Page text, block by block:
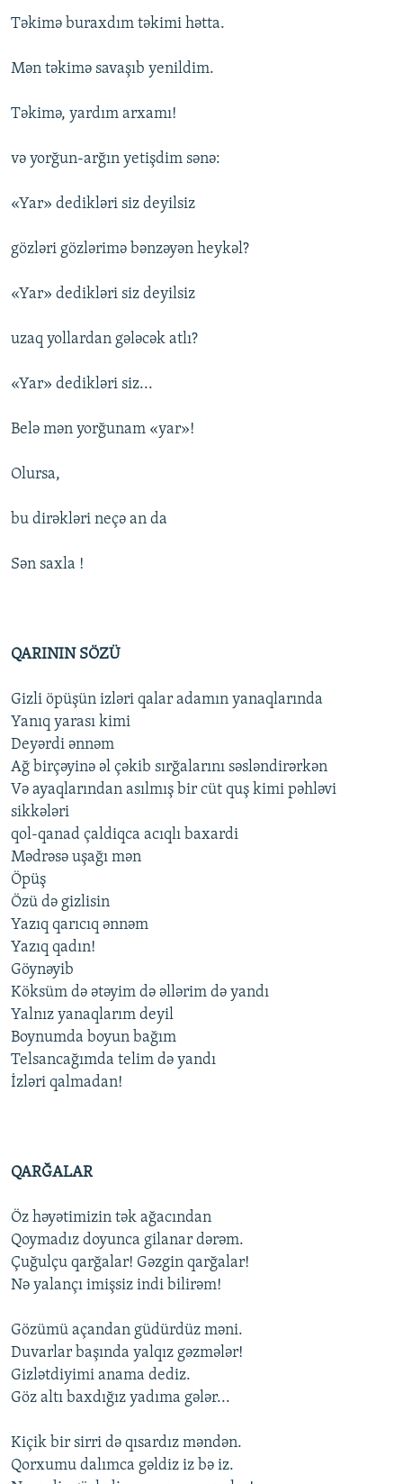
Təkimə buraxdım təkimi hətta.
Mən təkimə savaşıb yenildim.
Təkimə, yardım arxamı!
və yorğun-arğın yetişdim sənə:
«Yar» dedikləri siz deyilsiz
gözləri gözlərimə bənzəyən heykəl?
«Yar» dedikləri siz deyilsiz
uzaq yollardan gələ‌cək atlı?
«Yar» dedikləri siz...
Belə mən yorğunam «yar»!
Olursa,
bu dirəkləri neçə an da
Sən saxla !
QARININ SÖZÜ
Gizli öpüşün izləri qalar adamın yanaqlarında
Yanıq yarası kimi
Deyərdi ənnəm
Ağ birçəyinə əl çəkib sırğalarını səsləndirərkən
Və ayaqlarından asılmış bir cüt quş kimi pəhləvi
sikkələri
qol-qanad çaldiqca acıqlı baxardi
Mədrəsə uşağı mən
Öpüş
Özü də gizlisin
Yazıq qarıcıq ənnəm
Yazıq qadın!
Göynəyib
Köksüm də ətəyim də əllərim də yandı
Yalnız yanaqlarım deyil
Boynumda boyun bağım
Telsancağımda telim də yandı
İzləri qalmadan!
QARĞALAR
Öz həyətimizin tək ağacından
Qoymadız doyunca gilanar dərəm.
Çuğulçu qarğalar! Gəzgin qarğalar!
Nə yalançı imişsiz indi bilirəm!
Gözümü açandan güdürdüz məni.
Duvarlar başında yalqız gəzmələr!
Gizlətdiyimi anama dediz.
Göz altı baxdığız yadıma gələr...
Kiçik bir sirri də qısardız məndən.
Qorxumu dalımca gəldiz iz bə iz.